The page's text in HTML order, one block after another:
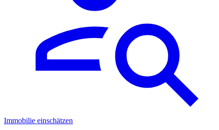
Immobilie einschätzen